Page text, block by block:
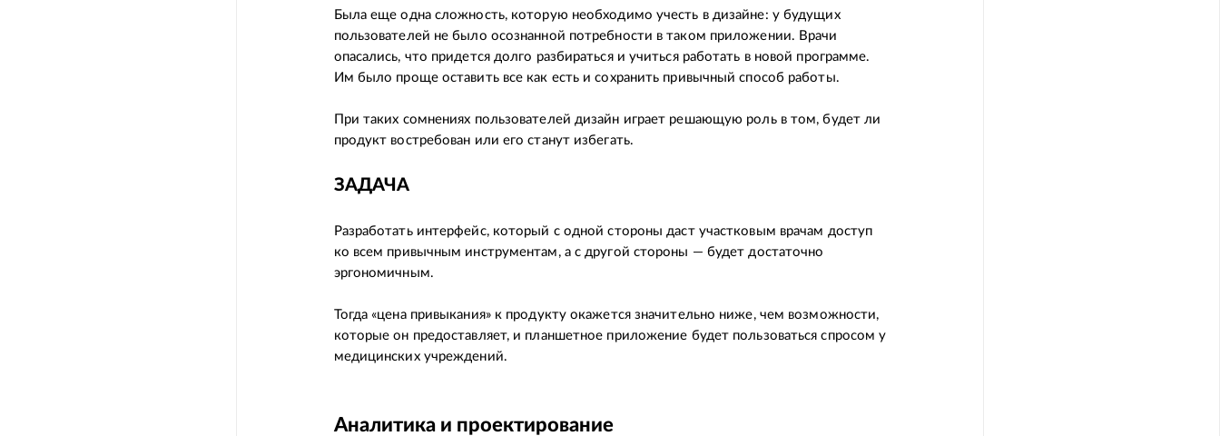
Была еще одна сложность, которую необходимо учесть в дизайне: у будущих
пользователей не было осознанной потребности в таком приложении. Врачи
опасались, что придется долго разбираться и учиться работать в новой программе.
Им было проще оставить все как есть и сохранить привычный способ работы.
При таких сомнениях пользователей дизайн играет решающую роль в том, будет ли
продукт востребован или его станут избегать.
ЗАДАЧА
Разработать интерфейс, который с одной стороны даст участковым врачам доступ
ко всем привычным инструментам, а с другой стороны — будет достаточно
эргономичным.
Тогда «цена привыкания» к продукту окажется значительно ниже, чем возможности,
которые он предоставляет, и планшетное приложение будет пользоваться спросом у
медицинских учреждений.
Аналитика и проектирование